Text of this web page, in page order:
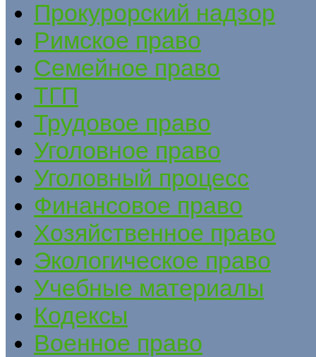
Прокурорский надзор
Римское право
Семейное право
ТГП
Трудовое право
Уголовное право
Уголовный процесс
Финансовое право
Хозяйственное право
Экологическое право
Учебные материалы
Кодексы
Военное право